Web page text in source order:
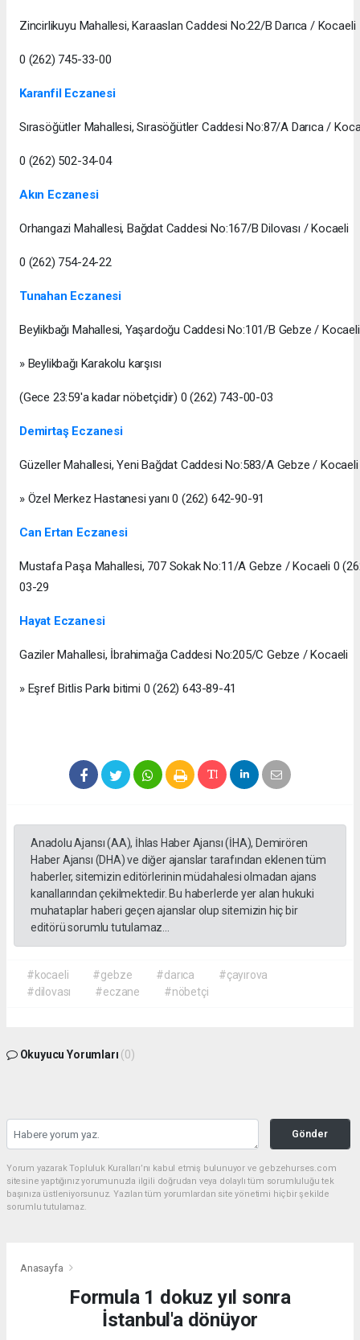
Zincirlikuyu Mahallesi, Karaaslan Caddesi No:22/B Darıca / Kocaeli
0 (262) 745-33-00
Karanfil Eczanesi
Sırasöğütler Mahallesi, Sırasöğütler Caddesi No:87/A Darıca /
0 (262) 502-34-04
Akın Eczanesi
Orhangazi Mahallesi, Bağdat Caddesi No:167/B Dilovası / Kocaeli
0 (262) 754-24-22
Tunahan Eczanesi
Beylikbağı Mahallesi, Yaşardoğu Caddesi No:101/B Gebze / Kocaeli
» Beylikbağı Karakolu karşısı
(Gece 23:59'a kadar nöbetçidir) 0 (262) 743-00-03
Demirtaş Eczanesi
Güzeller Mahallesi, Yeni Bağdat Caddesi No:583/A Gebze / Kocaeli
» Özel Merkez Hastanesi yanı 0 (262) 642-90-91
Can Ertan Eczanesi
Mustafa Paşa Mahallesi, 707 Sokak No:11/A Gebze / Kocaeli 0
03-29
Hayat Eczanesi
Gaziler Mahallesi, İbrahimağa Caddesi No:205/C Gebze / Kocaeli
» Eşref Bitlis Parkı bitimi 0 (262) 643-89-41
Anadolu Ajansı (AA), İhlas Haber Ajansı (İHA), Demirören
Haber Ajansı (DHA) ve diğer ajanslar tarafından eklenen tüm
haberler, sitemizin editörlerinin müdahalesi olmadan ajans
kanallarından çekilmektedir. Bu haberlerde yer alan hukuki
muhataplar haberi geçen ajanslar olup sitemizin hiç bir
editörü sorumlu tutulamaz...
#kocaeli #gebze #darıca
#çayırova
#dilovası
#eczane #nöbetçi
Okuyucu Yorumları (0)
Gönder
Yorum yazarak Topluluk Kuralları’nı kabul etmiş bulunuyor ve gebzehurses.com
sitesine yaptığınız yorumunuzla ilgili doğrudan veya dolaylı tüm sorumluluğu tek
başınıza üstleniyorsunuz. Yazılan tüm yorumlardan site yönetimi hiçbir şekilde
sorumlu tutulamaz.
Anasayfa
Formula 1 dokuz yıl sonra
İstanbul'a dönüyor